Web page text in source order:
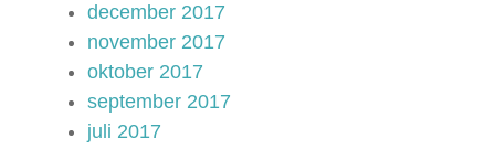
december 2017
november 2017
oktober 2017
september 2017
juli 2017